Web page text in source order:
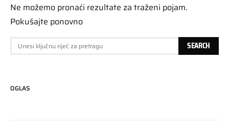
Ne možemo pronaći rezultate za traženi pojam.
Pokušajte ponovno
SEARCH FOR: SEARCH
OGLAS